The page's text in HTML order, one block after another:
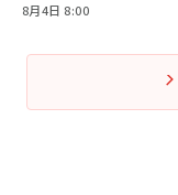
8月4日 8:00